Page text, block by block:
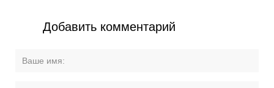
Добавить комментарий